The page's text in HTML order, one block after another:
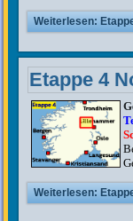
Weiterlesen:
Etappe 4
Weiterlesen: